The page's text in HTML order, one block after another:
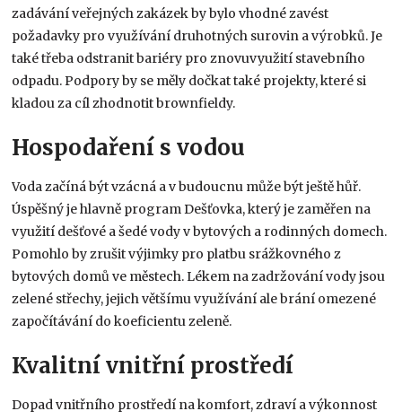
zadávání veřejných zakázek by bylo vhodné zavést
požadavky pro využívání druhotných surovin a výrobků. Je
také třeba odstranit bariéry pro znovuvyužití stavebního
odpadu. Podpory by se měly dočkat také projekty, které si
kladou za cíl zhodnotit brownfieldy.
Hospodaření s vodou
Voda začíná být vzácná a v budoucnu může být ještě hůř.
Úspěšný je hlavně program Dešťovka, který je zaměřen na
využití dešťové a šedé vody v bytových a rodinných domech.
Pomohlo by zrušit výjimky pro platbu srážkovného z
bytových domů ve městech. Lékem na zadržování vody jsou
zelené střechy, jejich většímu využívání ale brání omezené
započítávání do koeficientu zeleně.
Kvalitní vnitřní prostředí
Dopad vnitřního prostředí na komfort, zdraví a výkonnost